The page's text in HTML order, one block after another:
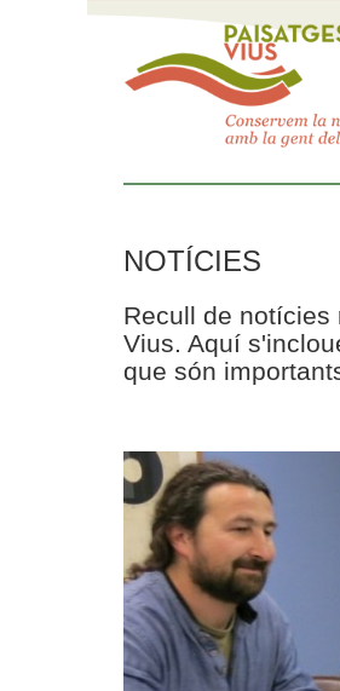
NOTÍCIES
Recull de notícies
Vius. Aquí
que són